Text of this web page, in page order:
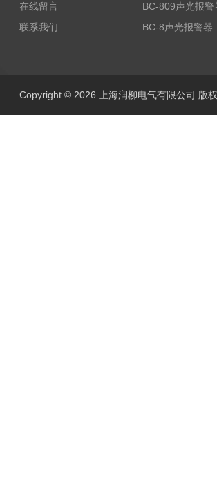
在线留言
联系我们
BC-809声光报警
BC-8声光报警器
Copyright © 2026 上海润柳电气有限公司 版